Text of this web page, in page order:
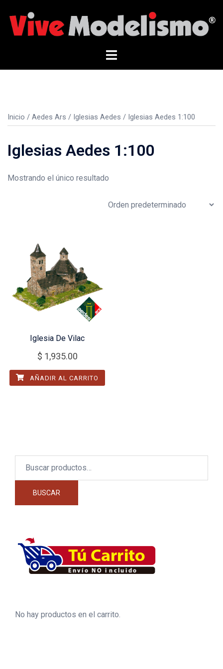
contenido
Alternar
Inicio / Aedes Ars / Iglesias Aedes / Iglesias Aedes 1:100
Iglesias Aedes 1:100
Mostrando el único resultado
Iglesia De Vilac
$ 1,935.00
AÑADIR AL CARRITO
BUSCAR
No hay productos en el carrito.